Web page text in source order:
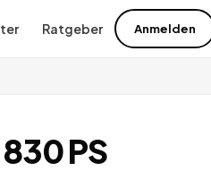
Ratgeber Anmelden
PS